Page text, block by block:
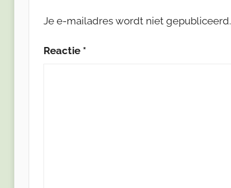
Je e-mailadres wordt niet gepubliceerd.
Reactie *